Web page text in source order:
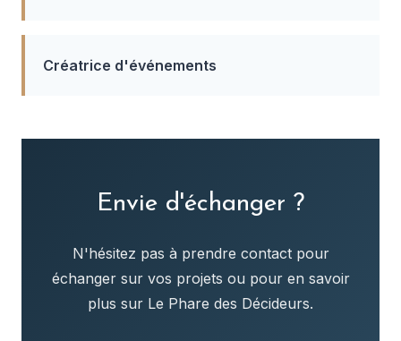
Créatrice d'événements
Envie d'échanger ?
N'hésitez pas à prendre contact pour
échanger sur vos projets ou pour en savoir
plus sur Le Phare des Décideurs.